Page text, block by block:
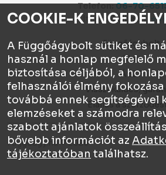
Telefon:06-70-
Itt értékelhetsz:
Függőágybolt
Chat
ÁSZF
Visszaküldés,
Elállás a
Függőágy.hu © 2026
COOKIE-K
A Függőágybolt sütiket és
használ a honlap megfelelő
biztosítása céljából, a
felhasználói élmény
továbbá ennek segítségével
elemzéseket a számodra
szabott ajánlatok
bővebb információt az
tájékoztatóban találhatsz.